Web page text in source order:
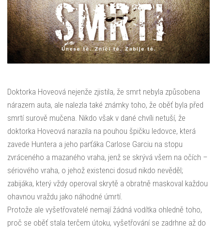
Doktorka Hoveová nejenže zjistila, že smrt nebyla způsobena
nárazem auta, ale nalezla také známky toho, že oběť byla před
smrtí surově mučena. Nikdo však v dané chvíli netuší, že
doktorka Hoveová narazila na pouhou špičku ledovce, která
zavede Huntera a jeho parťáka Carlose Garciu na stopu
zvráceného a mazaného vraha, jenž se skrývá všem na očích –
sériového vraha, o jehož existenci dosud nikdo nevěděl;
zabijáka, který vždy operoval skrytě a obratně maskoval každou
ohavnou vraždu jako náhodné úmrtí.
Protože ale vyšetřovatelé nemají žádná vodítka ohledně toho,
proč se oběť stala terčem útoku, vyšetřování se zadrhne až do